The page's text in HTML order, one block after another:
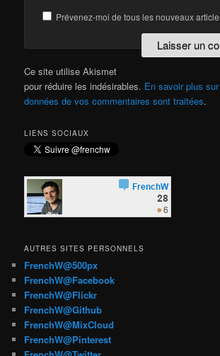
Prévenez-moi de tous les nouveaux
Ce site utilise Akismet
pour réduire les indésirables. En savoir plus
données de vos commentaires sont traitées.
LIENS SOCIAUX
AUTRES SITES PERSONNELS
FrenchW@500px
FrenchW@Facebook
FrenchW@Flickr
FrenchW@Github
FrenchW@MixCloud
FrenchW@Pinterest